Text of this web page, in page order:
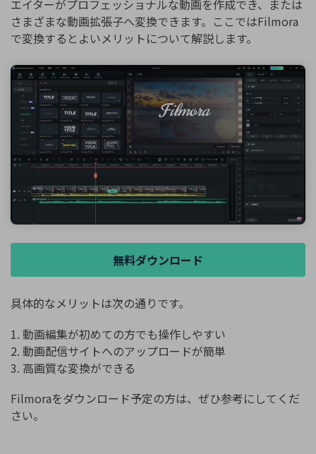
エイターがプロフェッショナルな動画を作成でき、または
さまざまな動画拡張子へ変換できます。ここではFilmora
で変換するとよいメリットについて解説します。
無料ダウンロード
具体的なメリットは次の通りです。
1. 動画編集が初めての方でも操作しやすい
2. 動画配信サイトへのアップロードが簡単
3. 高画質な変換ができる
Filmoraをダウンロード予定の方は、ぜひ参考にしてくだ
さい。